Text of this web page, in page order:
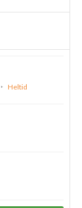
Heltid